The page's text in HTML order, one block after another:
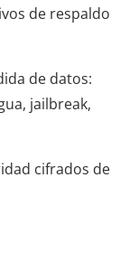
de respaldo
de datos:
jailbreak,
cifrados de